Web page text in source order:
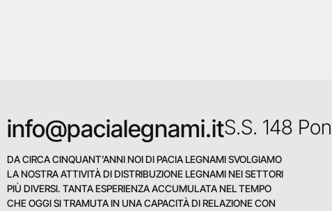
info@pacialegnami.itS.S. 148
DA CIRCA CINQUANT’ANNI NOI DI PACIA LEGNAMI SVOLGIAMO
LA NOSTRA ATTIVITÀ DI DISTRIBUZIONE LEGNAMI NEI SETTORI
PIÙ DIVERSI. TANTA ESPERIENZA ACCUMULATA NEL TEMPO
CHE OGGI SI TRAMUTA IN UNA CAPACITÀ DI RELAZIONE CON